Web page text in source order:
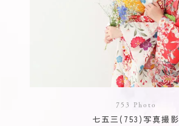
753 Photo
七五三(753)写真撮影